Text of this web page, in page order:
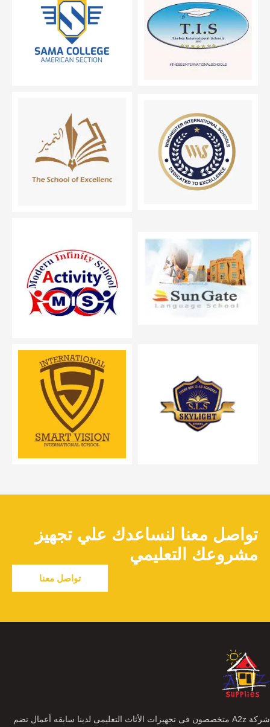
تواصل معنا لنساعدك علي تجهيز
مشروعك التعليمي
تواصل معنا
شركة A2z متخصصون فى تجهيزات الأثاث التعليمى لدينا سابقه أعمال تضم